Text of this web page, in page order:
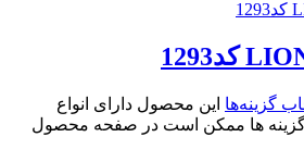
گزینه‌ها این محصول دارای انواع
ها ممکن است در صفحه محصول